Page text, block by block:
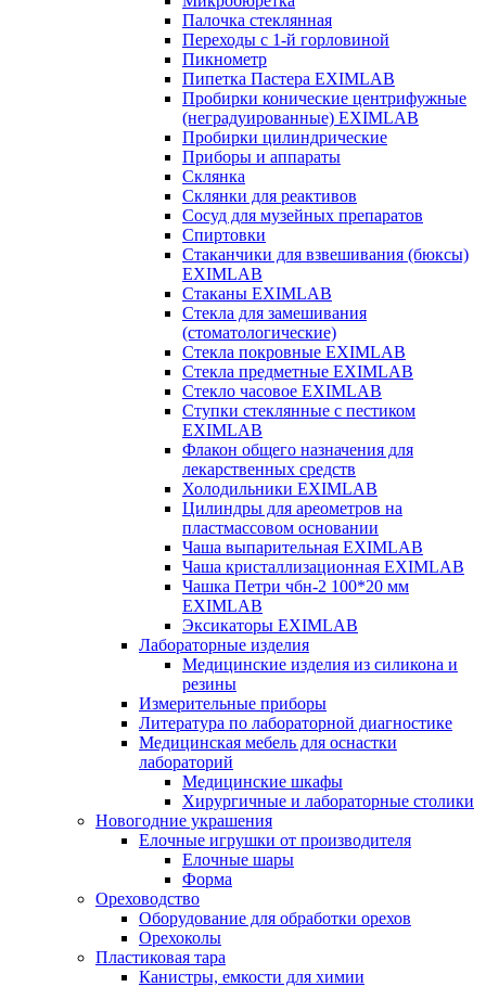
Палочка стеклянная
Переходы с 1-й горловиной
Пикнометр
Пипетка Пастера EXIMLAB
Пробирки конические центрифужные
(неградуированные) EXIMLAB
Пробирки цилиндрические
Приборы и аппараты
Склянка
Склянки для реактивов
Сосуд для музейных препаратов
Спиртовки
Стаканчики для взвешивания (бюксы)
EXIMLAB
Стаканы EXIMLAB
Стекла для замешивания
(стоматологические)
Стекла покровные EXIMLAB
Стекла предметные EXIMLAB
Стекло часовое EXIMLAB
Ступки стеклянные с пестиком
EXIMLAB
Флакон общего назначения для
лекарственных средств
Холодильники EXIMLAB
Цилиндры для ареометров на
пластмассовом основании
Чаша выпарительная EXIMLAB
Чаша кристаллизационная EXIMLAB
Чашка Петри чбн-2 100*20 мм
EXIMLAB
Эксикаторы EXIMLAB
Лабораторные изделия
Медицинские изделия из силикона и
резины
Измерительные приборы
Литература по лабораторной диагностике
Медицинская мебель для оснастки
лабораторий
Медицинские шкафы
Хирургичные и лабораторные столики
Новогодние украшения
Елочные игрушки от производителя
Елочные шары
Форма
Ореховодство
Оборудование для обработки орехов
Орехоколы
Пластиковая тара
Канистры, емкости для химии